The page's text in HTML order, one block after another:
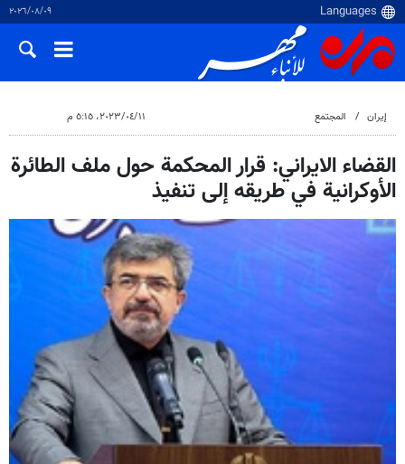
٠٩‏/٠٨‏/٢٠٢٦
إيران المجتمع ١١‏/٠٤‏/٢٠٢٣، ٥:١٥ م
القضاء الايراني: قرار المحكمة حول ملف الطائرة
الأوكرانية في طريقه إلى تنفيذ